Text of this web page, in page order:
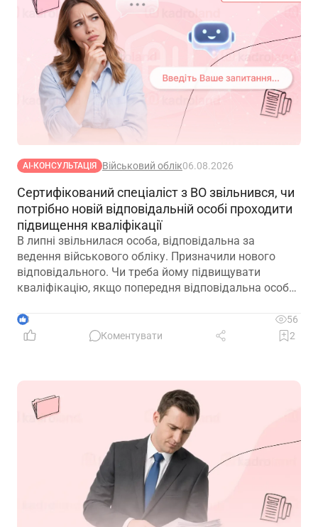
АІ-КОНСУЛЬТАЦІЯ Військовий облік06.08.2026
Сертифікований спеціаліст з ВО звільнився, чи
потрібно новій відповідальній особі проходити
підвищення кваліфікації
В липні звільнилася особа, відповідальна за
ведення військового обліку. Призначили нового
відповідального. Чи треба йому підвищувати
кваліфікацію, якщо попередня відповідальна особа
3
56
Коментувати
2